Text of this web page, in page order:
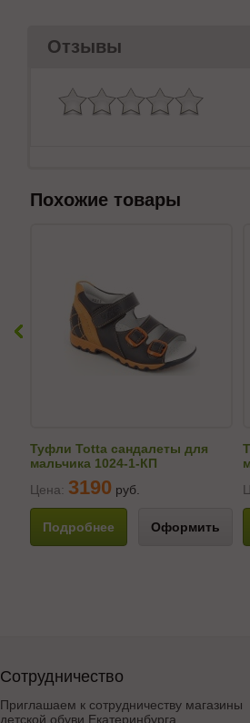
Отзывы
Похожие товары
Туфли Totta сандалеты для
мальчика 1024-1-КП
Цена: 3190 руб.
Подробнее Оформить
Сотрудничество
Приглашаем к сотрудничеству магазины
детской обуви Екатеринбурга,